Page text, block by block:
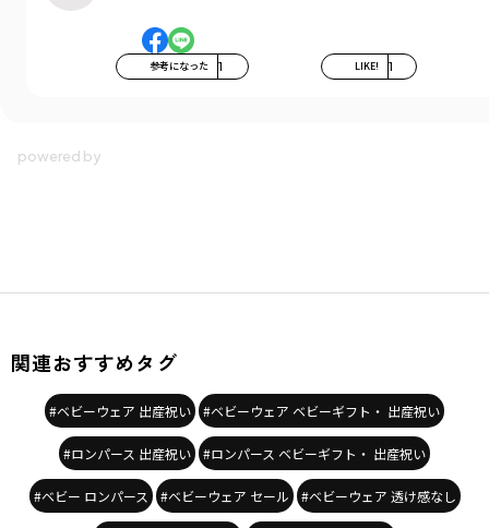
参考になった 1 LIKE! 1
関連おすすめタグ
#ベビーウェア 出産祝い #ベビーウェア ベビーギフト・ 出産祝い
#ロンパース 出産祝い #ロンパース ベビーギフト・ 出産祝い
#ベビー ロンパース #ベビーウェア セール #ベビーウェア 透け感なし